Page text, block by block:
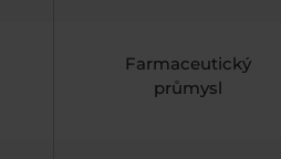
Farmaceutický
průmysl